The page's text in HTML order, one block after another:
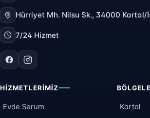
Hürriyet Mh. Nilsu Sk., 34000 Kartal/
7/24 Hizmet
HIZMETLERIMIZ
Evde Serum Kartal